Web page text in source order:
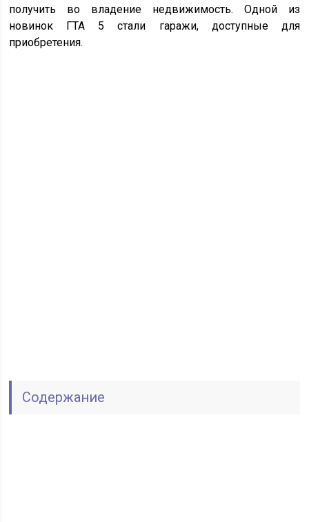
получить во владение недвижимость. Одной из
новинок ГТА 5 стали гаражи, доступные для
приобретения.
Содержание